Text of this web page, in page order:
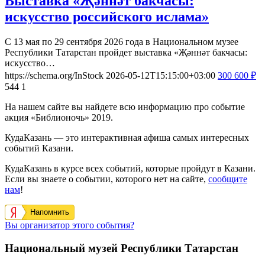
искусство российского ислама»
С 13 мая по 29 сентября 2026 года в Национальном музее
Республики Татарстан пройдет выставка «Җәннәт бакчасы:
искусство…
https://schema.org/InStock 2026-05-12T15:15:00+03:00 300 600 ₽
544 1
На нашем сайте вы найдете всю информацию про событие
акция «Библионочь» 2019.
КудаКазань — это интерактивная афиша самых интересных
событий Казани.
КудаКазань в курсе всех событий, которые пройдут в Казани.
Если вы знаете о событии, которого нет на сайте, сообщите
нам!
Напомнить
Вы организатор этого события?
Национальный музей Республики Татарстан